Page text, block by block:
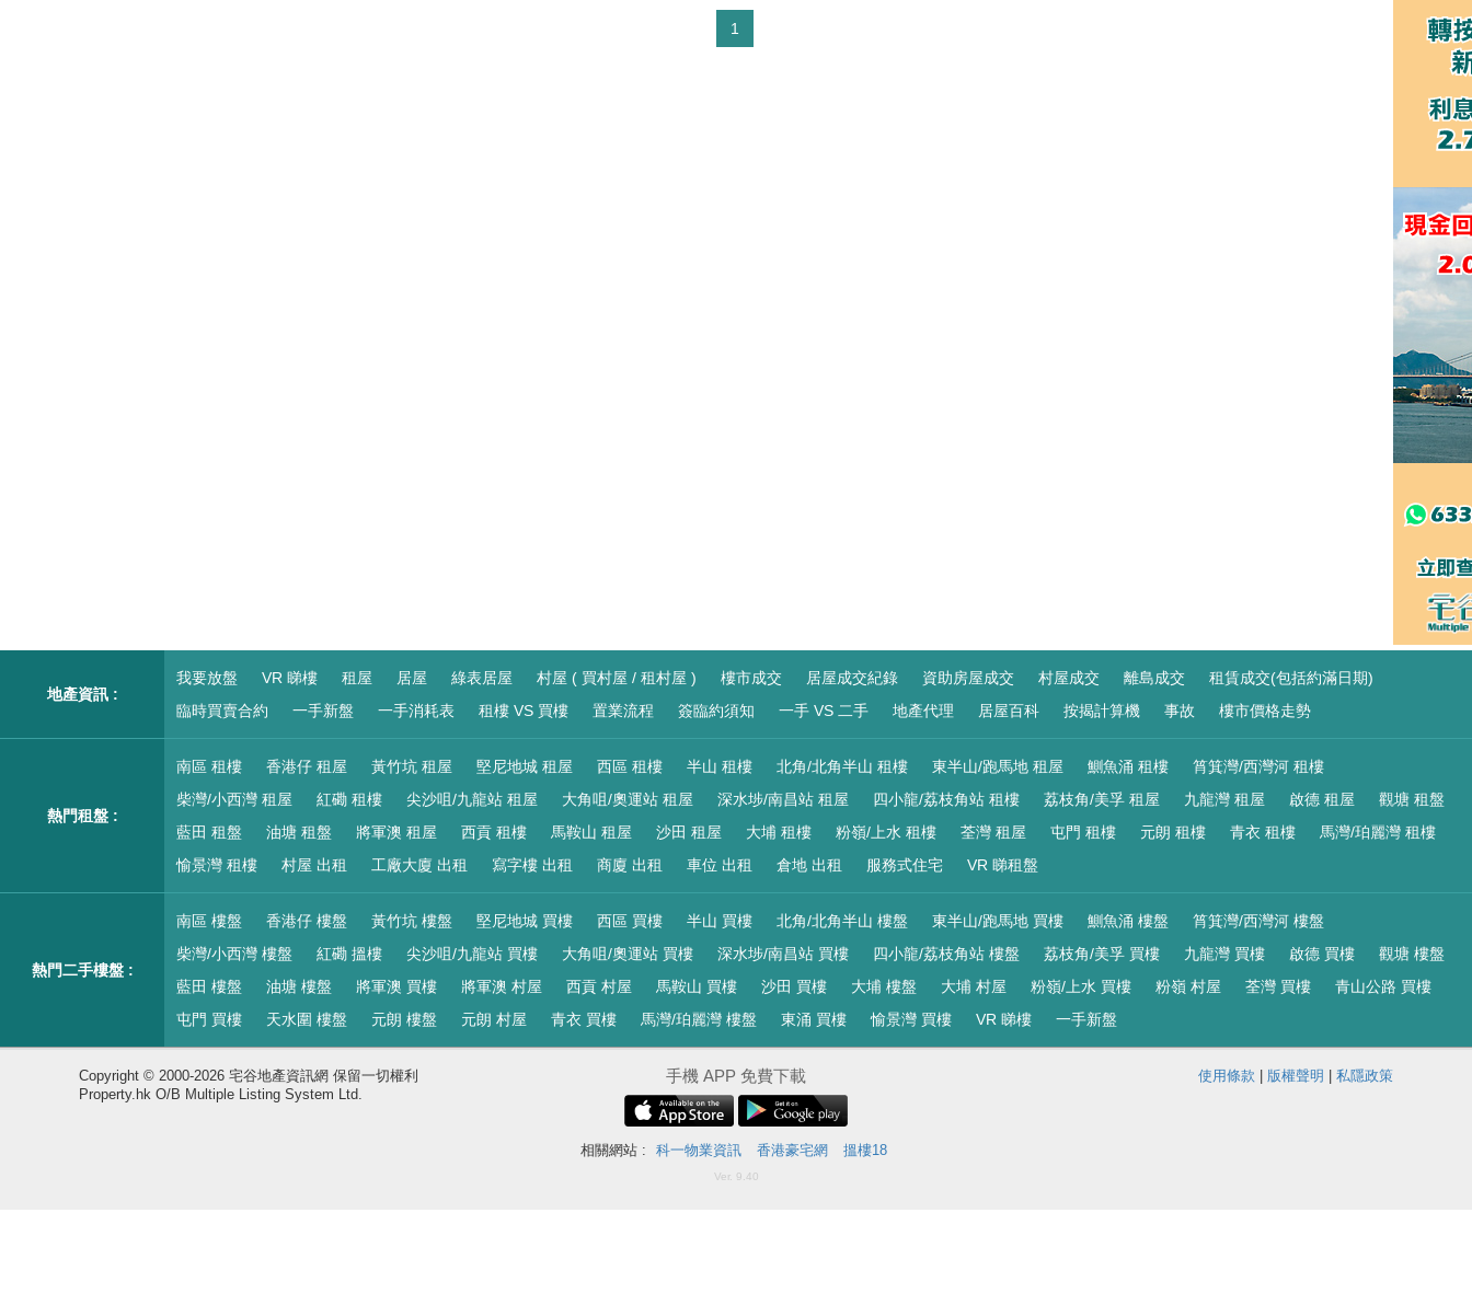
1
地產資訊 :
我要放盤 VR 睇樓 租屋 居屋 綠表居屋 村屋 ( 買村屋 / 租村屋 ) 樓市成交 居屋成交紀錄 資助房屋成交 村屋成交 離島成交
租賃成交(包括約滿日期)
臨時買賣合約
一手新盤 一手消耗表 租樓 VS 買樓 置業流程 簽臨約須知 一手 VS 二手 地產代理 居屋百科 按揭計算機 事故 樓市價格走勢
熱門租盤 :
南區 租樓 香港仔 租屋 黃竹坑 租屋 堅尼地城 租屋 西區 租樓 半山 租樓 北角/北角半山 租樓 東半山/跑馬地 租屋 鰂魚涌 租樓
筲箕灣/西灣河 租樓
柴灣/小西灣 租屋
紅磡 租樓 尖沙咀/九龍站 租屋 大角咀/奧運站 租屋 深水埗/南昌站 租屋 四小龍/荔枝角站 租樓 荔枝角/美孚 租屋 九龍灣 租屋 啟德 租屋
觀塘 租盤
藍田 租盤
油塘 租盤 將軍澳 租屋 西貢 租樓 馬鞍山 租屋 沙田 租屋 大埔 租樓 粉嶺/上水 租樓 荃灣 租屋 屯門 租樓 元朗 租樓 青衣 租樓
馬灣/珀麗灣 租樓
愉景灣 租樓
村屋 出租 工廠大廈 出租 寫字樓 出租 商廈 出租 車位 出租 倉地 出租 服務式住宅 VR 睇租盤
熱門二手樓盤 :
南區 樓盤 香港仔 樓盤 黃竹坑 樓盤 堅尼地城 買樓 西區 買樓 半山 買樓 北角/北角半山 樓盤 東半山/跑馬地 買樓 鰂魚涌 樓盤
筲箕灣/西灣河 樓盤
柴灣/小西灣 樓盤
紅磡 搵樓 尖沙咀/九龍站 買樓 大角咀/奧運站 買樓 深水埗/南昌站 買樓 四小龍/荔枝角站 樓盤 荔枝角/美孚 買樓 九龍灣 買樓 啟德 買樓
觀塘 樓盤
藍田 樓盤
油塘 樓盤 將軍澳 買樓 將軍澳 村屋 西貢 村屋 馬鞍山 買樓 沙田 買樓 大埔 樓盤 大埔 村屋 粉嶺/上水 買樓 粉嶺 村屋 荃灣 買樓
青山公路 買樓
屯門 買樓
天水圍 樓盤 元朗 樓盤 元朗 村屋 青衣 買樓 馬灣/珀麗灣 樓盤 東涌 買樓 愉景灣 買樓 VR 睇樓 一手新盤
Copyright © 2000-2026 宅谷地產資訊網 保留一切權利
Property.hk O/B Multiple Listing System Ltd.
手機 APP 免費下載 使用條款 | 版權聲明 | 私隱政策
相關網站 : 科一物業資訊 香港豪宅網 搵樓18
Ver. 9.40